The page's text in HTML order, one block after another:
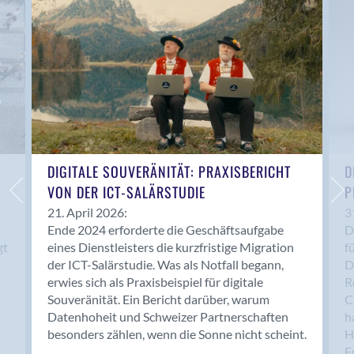
Anwil
Appenzell
Au SG
Baar
Baden
Balsthal
Balzers
Basel
Bassersdorf
Belp
Bendern
Benken (SG)
Bergdietikon
Berlin
Bern
Bern - Liebefeld
DIGITALE SOUVERÄNITÄT: PRAXISBERICHT
VON DER ICT-SALÄRSTUDIE
21. April 2026:
Ende 2024 erforderte die Geschäftsaufgabe
eines Dienstleisters die kurzfristige Migration
der ICT-Salärstudie. Was als Notfall begann,
erwies sich als Praxisbeispiel für digitale
Souveränität. Ein Bericht darüber, warum
Datenhoheit und Schweizer Partnerschaften
besonders zählen, wenn die Sonne nicht scheint.